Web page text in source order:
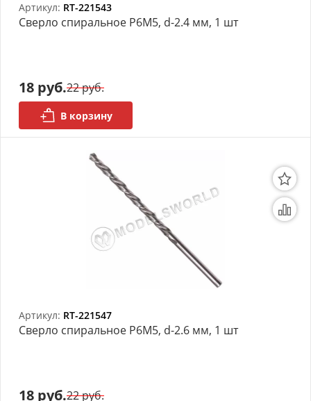
Артикул: RT-221543
Сверло спиральное Р6М5, d-2.4 мм, 1 шт
18 руб.22 руб.
В корзину
Артикул: RT-221547
Сверло спиральное Р6М5, d-2.6 мм, 1 шт
18 руб.22 руб.